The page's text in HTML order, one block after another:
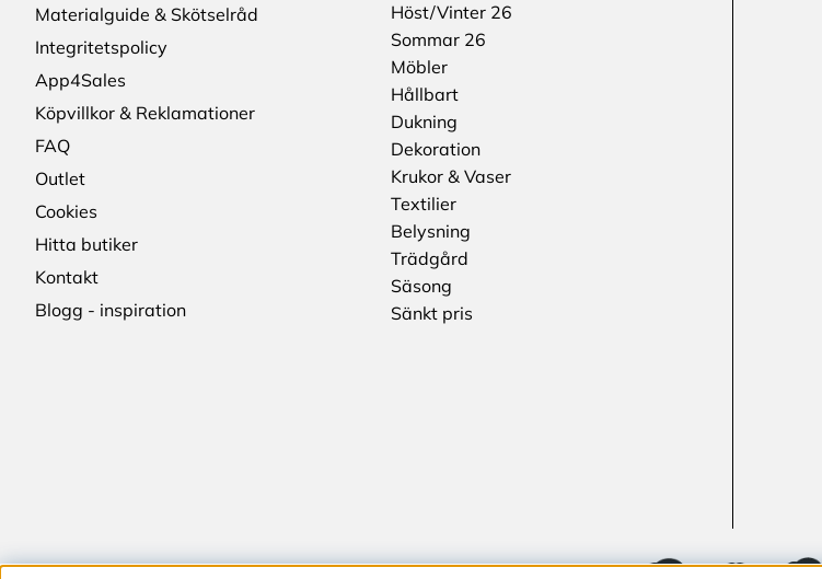
Materialguide & Skötselråd
Integritetspolicy
App4Sales
Köpvillkor & Reklamationer
FAQ
Outlet
Cookies
Hitta butiker
Kontakt
Blogg - inspiration
Höst/Vinter 26
Sommar 26
Möbler
Hållbart
Dukning
Dekoration
Krukor & Vaser
Textilier
Belysning
Trädgård
Säsong
Sänkt pris